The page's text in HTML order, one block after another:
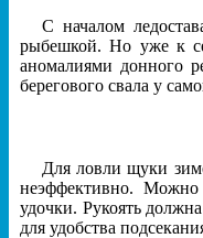
С началом
рыбешкой. Но уже к
аномалиями донного
берегового свала у
Для ловли щуки
неэффективно. Можно
удочки. Рукоять
для удобства